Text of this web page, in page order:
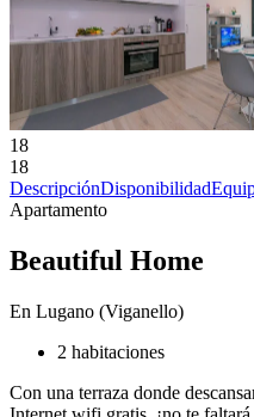
18
18
DescripciónDisponibilidad
Apartamento
Beautiful Home
En Lugano (Viganello)
2 habitaciones
Con una terraza donde